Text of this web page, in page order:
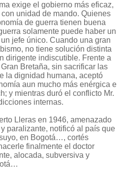
exige el gobierno más eficaz,
unidad de mando. Quienes
de guerra tienen buena
solamente puede haber un
jefe único. Cuando una gran
no tiene solución distinta
dirigente indiscutible. Frente a
Bretaña, sin sacrificar las
la dignidad humana, aceptó
aun mucho más enérgica e
y mientras duró el conflicto Mr.
internas.
Lleras en 1946, amenazado
paralizante, notificó al país que
en Bogotá…, cortés
finalmente el doctor
alocada, subversiva y